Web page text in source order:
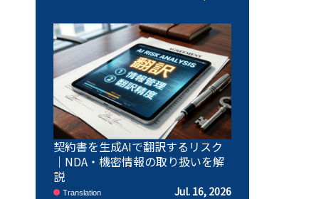
契約書を生成AIで翻訳するリスク
｜NDA・機密情報の取り扱いを解
説
Translation Jul. 16, 2026